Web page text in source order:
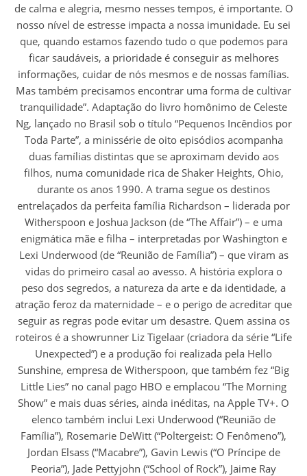
de calma e alegria, mesmo nesses tempos, é importante. O
nosso nível de estresse impacta a nossa imunidade. Eu sei
que, quando estamos fazendo tudo o que podemos para
ficar saudáveis, a prioridade é conseguir as melhores
informações, cuidar de nós mesmos e de nossas famílias.
Mas também precisamos encontrar uma forma de cultivar
tranquilidade”. Adaptação do livro homônimo de Celeste
Ng, lançado no Brasil sob o título “Pequenos Incêndios por
Toda Parte”, a minissérie de oito episódios acompanha
duas famílias distintas que se aproximam devido aos
filhos, numa comunidade rica de Shaker Heights, Ohio,
durante os anos 1990. A trama segue os destinos
entrelaçados da perfeita família Richardson – liderada por
Witherspoon e Joshua Jackson (de “The Affair”) – e uma
enigmática mãe e filha – interpretadas por Washington e
Lexi Underwood (de “Reunião de Família”) – que viram as
vidas do primeiro casal ao avesso. A história explora o
peso dos segredos, a natureza da arte e da identidade, a
atração feroz da maternidade – e o perigo de acreditar que
seguir as regras pode evitar um desastre. Quem assina os
roteiros é a showrunner Liz Tigelaar (criadora da série “Life
Unexpected”) e a produção foi realizada pela Hello
Sunshine, empresa de Witherspoon, que também fez “Big
Little Lies” no canal pago HBO e emplacou “The Morning
Show” e mais duas séries, ainda inéditas, na Apple TV+. O
elenco também inclui Lexi Underwood (“Reunião de
Família”), Rosemarie DeWitt (“Poltergeist: O Fenômeno”),
Jordan Elsass (“Macabre”), Gavin Lewis (“O Príncipe de
Peoria”), Jade Pettyjohn (“School of Rock”), Jaime Ray